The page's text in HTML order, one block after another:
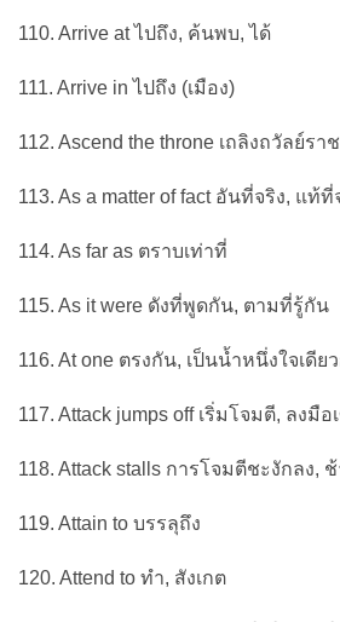
110. Arrive at ไปถึง, ค้นพบ, ได้
111. Arrive in ไปถึง (เมือง)
112. Ascend the throne เถลิงถวัลย์รา
113. As a matter of fact อันที่จริง, แท้ที่
114. As far as ตราบเท่าที่
115. As it were ดังที่พูดกัน, ตามที่รู้กัน
116. At one ตรงกัน, เป็นน้ำหนึ่งใจเดีย
117. Attack jumps off เริ่มโจมตี, ลงมือ
118. Attack stalls การโจมตีชะงักลง,
119. Attain to บรรลุถึง
120. Attend to ทำ, สังเกต